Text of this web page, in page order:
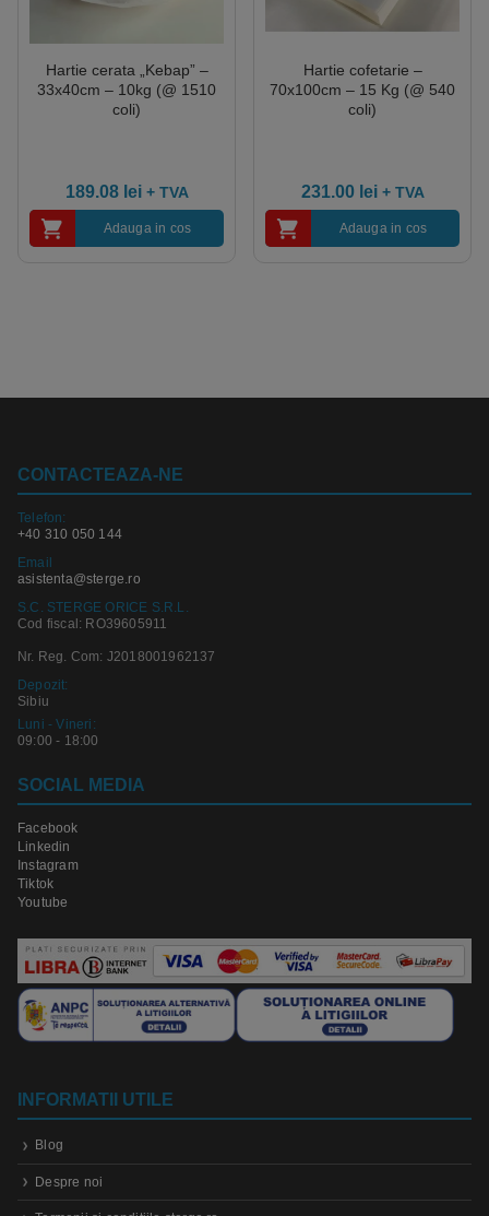
Hartie cerata „Kebap” –
33x40cm – 10kg (@ 1510
coli)
189.08 lei + TVA
Adauga in cos
Hartie cofetarie –
70x100cm – 15 Kg (@ 540
coli)
231.00 lei + TVA
Adauga in cos
CONTACTEAZA-NE
Telefon:
+40 310 050 144
Email
asistenta@sterge.ro
S.C. STERGE ORICE S.R.L.
Cod fiscal: RO39605911
Nr. Reg. Com: J2018001962137
Depozit:
Sibiu
Luni - Vineri:
09:00 - 18:00
SOCIAL MEDIA
Facebook
Linkedin
Instagram
Tiktok
Youtube
INFORMATII UTILE
Blog
Despre noi